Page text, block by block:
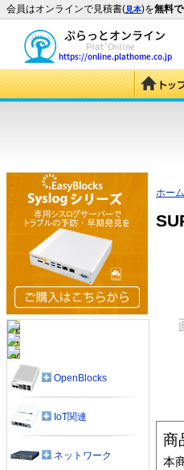
会員はオンラインで見積書(見本)を無料
ホーム
商
本
OpenBlocks
IoT関連
ネットワーク